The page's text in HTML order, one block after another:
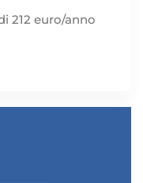
212 euro/anno